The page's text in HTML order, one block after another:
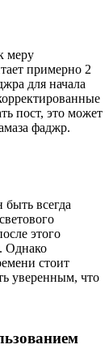
меру
примерно 2
для начала
пост, это может
фаджр.
всегда
этого
Однако
стоит
уверенным, что